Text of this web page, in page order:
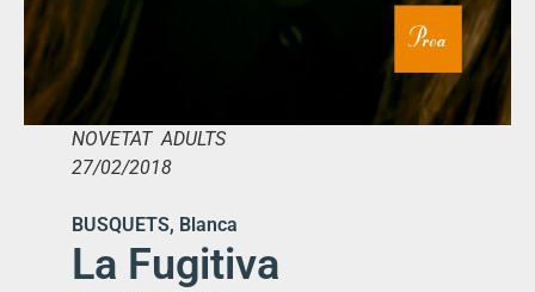
NOVETAT ADULTS
27/02/2018
BUSQUETS, Blanca
La Fugitiva